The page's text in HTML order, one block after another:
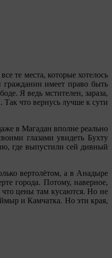
те места, которые хотелось
гражданин имеет право быть
Я ведь мстителен, зараза,
Так что вернусь лучше к сути
в Магадан вполне реально
глазами увидеть Бухту
где выпустили сей дивный
вертолётом, а в Анадыре
города. Потому, наверное,
цены там кусаются. Но не
и Камчатка. Но эти края,